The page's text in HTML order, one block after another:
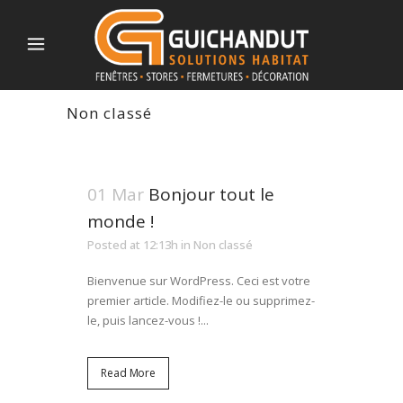
Non classé
01 Mar Bonjour tout le
monde !
Posted at 12:13h in Non classé
Bienvenue sur WordPress. Ceci est votre
premier article. Modifiez-le ou supprimez-
le, puis lancez-vous !...
Read More